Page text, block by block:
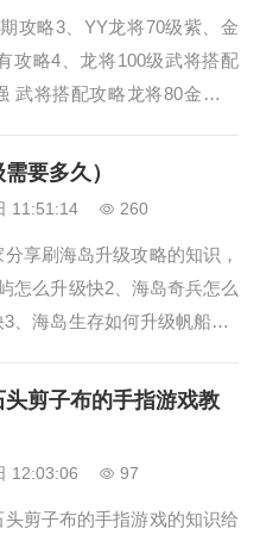
在那个椰子树旁的清理干
攻略3、YY龙将70级紫、金
攻略4、龙将100级武将搭配
武将搭配攻略龙将80金将对
10%）。跨服虐人谈谈龙将
就出来了周泰+太史慈...
要多久）
11:51:14 260
享刷海岛升级攻略的知识，
怎么升级快2、海岛奇兵怎么
、海岛生存如何升级帆船到8
建造一些能够产生高额经验
的方法来获取资源以达到快速
剪子布的手指游戏教
12:03:06 97
剪子布的手指游戏的知识给